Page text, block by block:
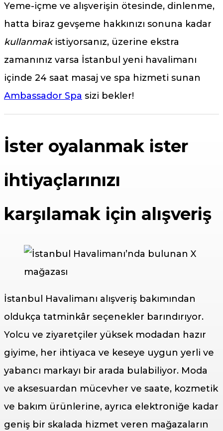
Yeme-içme ve alışverişin ötesinde, dinlenme,
hatta biraz gevşeme hakkınızı sonuna kadar
kullanmak istiyorsanız, üzerine ekstra
zamanınız varsa İstanbul yeni havalimanı
içinde 24 saat masaj ve spa hizmeti sunan
Ambassador Spa sizi bekler!
İster oyalanmak ister
ihtiyaçlarınızı
karşılamak için alışveriş
İstanbul Havalimanı alışveriş bakımından
oldukça tatminkâr seçenekler barındırıyor.
Yolcu ve ziyaretçiler yüksek modadan hazır
giyime, her ihtiyaca ve keseye uygun yerli ve
yabancı markayı bir arada bulabiliyor. Moda
ve aksesuardan mücevher ve saate, kozmetik
ve bakım ürünlerine, ayrıca elektroniğe kadar
geniş bir skalada hizmet veren mağazaların